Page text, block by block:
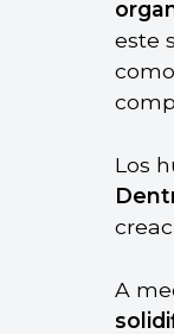
este
Los
A